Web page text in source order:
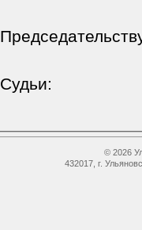
Судьи:
© 2026
432017, г.